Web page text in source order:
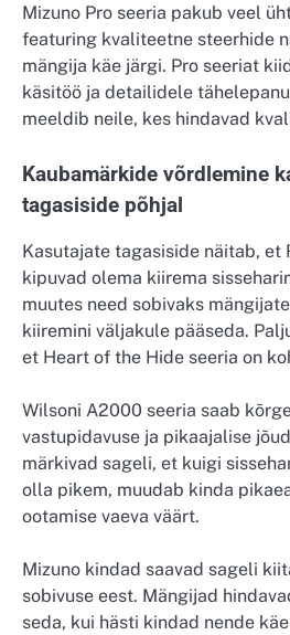
Mizuno Pro seeria pakub veel
featuring kvaliteetne steerhide
mängija käe järgi. Pro seeriat
käsitöö ja detailidele
meeldib neile, kes hindavad
Kaubamärkide võrdlemine
tagasiside põhjal
Kasutajate tagasiside näitab, et
kipuvad olema kiirema
muutes need sobivaks
kiiremini väljakule pääseda.
et Heart of the Hide seeria on
Wilsoni A2000 seeria saab
vastupidavuse ja pikaajalise
märkivad sageli, et kuigi
olla pikem, muudab kinda
ootamise vaeva väärt.
Mizuno kindad saavad sageli
sobivuse eest. Mängijad
seda, kui hästi kindad nende